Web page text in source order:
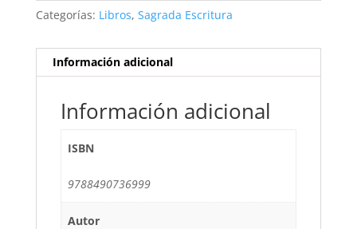
Categorías: Libros, Sagrada Escritura
Información adicional
Información adicional
ISBN
9788490736999
Autor